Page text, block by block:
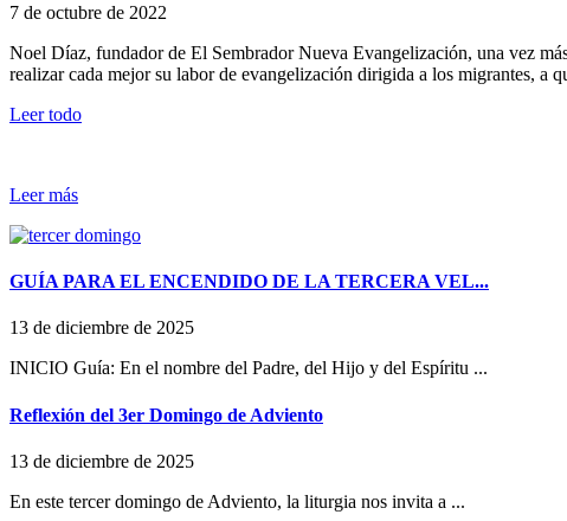
7 de octubre de 2022
Noel Díaz, fundador de El Sembrador Nueva Evangelización, una vez
realizar cada mejor su labor de evangelización dirigida a los migrantes, a
Leer todo
Leer más
GUÍA PARA EL ENCENDIDO DE LA TERCERA VEL...
13 de diciembre de 2025
INICIO Guía: En el nombre del Padre, del Hijo y del Espíritu ...
Reflexión del 3er Domingo de Adviento
13 de diciembre de 2025
En este tercer domingo de Adviento, la liturgia nos invita a ...